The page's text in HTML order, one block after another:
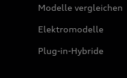
Modelle vergleichen
Elektromodelle
Plug-in-Hybride